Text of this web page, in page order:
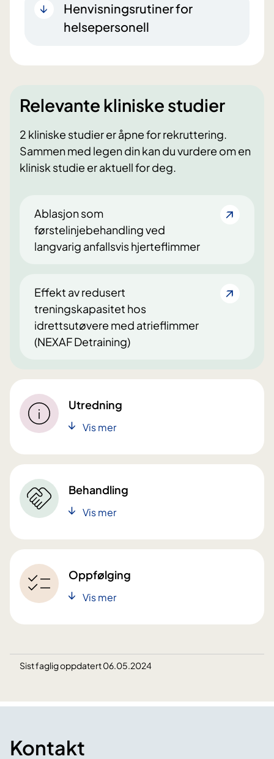
Henvisningsrutiner for
helsepersonell
Relevante kliniske studier
2 kliniske studier er åpne for rekruttering.
Sammen med legen din kan du vurdere om en
klinisk studie er aktuell for deg.
Ablasjon som
førstelinjebehandling ved
langvarig anfallsvis hjerteflimmer
Effekt av redusert
treningskapasitet hos
idrettsutøvere med atrieflimmer
(NEXAF Detraining)
Utredning
Vis mer
Behandling
Vis mer
Oppfølging
Vis mer
Sist faglig oppdatert 06.05.2024
Kontakt